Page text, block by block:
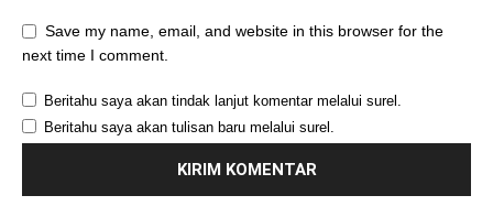
Save my name, email, and website in this browser for the
next time I comment.
Beritahu saya akan tindak lanjut komentar melalui surel.
Beritahu saya akan tulisan baru melalui surel.